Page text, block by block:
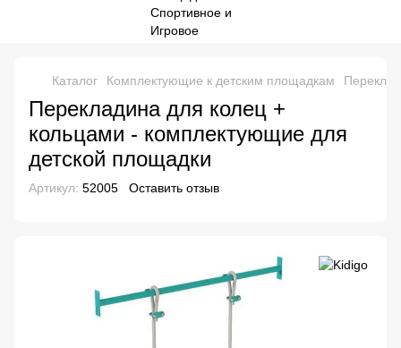
Каталог Комплектующие к детским площадкам
Перекладина для колец +
кольцами - комплектующие для
детской площадки
Артикул: 52005 Оставить отзыв